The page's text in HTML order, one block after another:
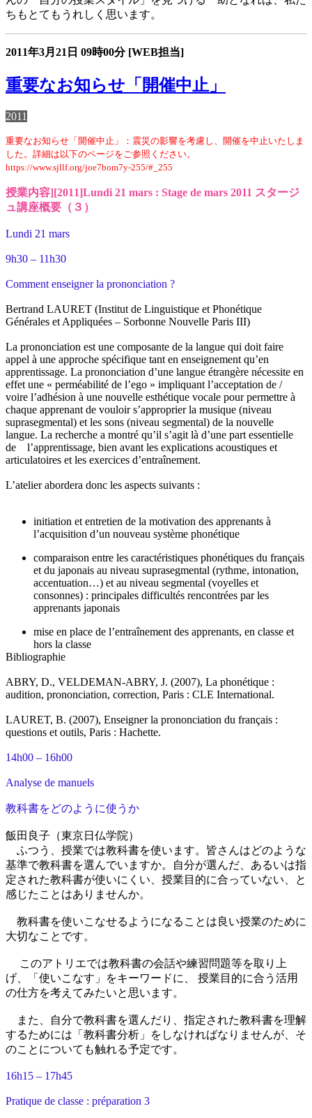
ちもとてもうれしく思います。
2011年3月21日 09時00分 [WEB担当]
重要なお知らせ「開催中止」
2011
重要なお知らせ「開催中止」：震災の影響を考慮し、開催を中止いたしま
した。詳細は以下のページをご参照ください。
https://www.sjllf.org/joe7bom7y-255/#_255
授業内容][2011]Lundi 21 mars : Stage de mars 2011 スタージ
ュ講座概要（３）
Lundi 21 mars
9h30 – 11h30
Comment enseigner la prononciation ?
Bertrand LAURET (Institut de Linguistique et Phonétique
Générales et Appliquées – Sorbonne Nouvelle Paris III)
La prononciation est une composante de la langue qui doit faire
appel à une approche spécifique tant en enseignement qu’en
apprentissage. La prononciation d’une langue étrangère nécessite en
effet une « perméabilité de l’ego » impliquant l’acceptation de /
voire l’adhésion à une nouvelle esthétique vocale pour permettre à
chaque apprenant de vouloir s’approprier la musique (niveau
suprasegmental) et les sons (niveau segmental) de la nouvelle
langue. La recherche a montré qu’il s’agit là d’une part essentielle
de l’apprentissage, bien avant les explications acoustiques et
articulatoires et les exercices d’entraînement.
L’atelier abordera donc les aspects suivants :
initiation et entretien de la motivation des apprenants à
l’acquisition d’un nouveau système phonétique
comparaison entre les caractéristiques phonétiques du français
et du japonais au niveau suprasegmental (rythme, intonation,
accentuation…) et au niveau segmental (voyelles et
consonnes) : principales difficultés rencontrées par les
apprenants japonais
mise en place de l’entraînement des apprenants, en classe et
hors la classe
Bibliographie
ABRY, D., VELDEMAN-ABRY, J. (2007), La phonétique :
audition, prononciation, correction, Paris : CLE International.
LAURET, B. (2007), Enseigner la prononciation du français :
questions et outils, Paris : Hachette.
14h00 – 16h00
Analyse de manuels
教科書をどのように使うか
飯田良子（東京日仏学院）
ふつう、授業では教科書を使います。皆さんはどのような
基準で教科書を選んでいますか。自分が選んだ、あるいは指
定された教科書が使いにくい、授業目的に合っていない、と
感じたことはありませんか。
教科書を使いこなせるようになることは良い授業のために
大切なことです。
このアトリエでは教科書の会話や練習問題等を取り上
げ、「使いこなす」をキーワードに、 授業目的に合う活用
の仕方を考えてみたいと思います。
また、自分で教科書を選んだり、指定された教科書を理解
するためには「教科書分析」をしなければなりませんが、そ
のことについても触れる予定です。
16h15 – 17h45
Pratique de classe : préparation 3